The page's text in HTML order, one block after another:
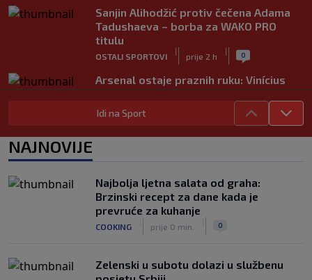
Sanjin Alihodžić protiv čečena Adama
Tadushaeva – borba za WAKO PRO
titulu
OSTALI SPORTOVI
|
prije 2 h
| 0
Arsenal ostaje praznih ruku: Vinícius
Júnior i Real Madrid postigli dogovor
NOGOMET
NOGOMET
| | 0
Izvinjenje s elementima prijetnje i
„gomila slabića“ u UEFA-i
Idi na Sport
NAJNOVIJE
Najbolja ljetna salata od graha:
Brzinski recept za dane kada je
prevruće za kuhanje
COOKING prije 0 min. 0
Zelenski u subotu dolazi u službenu